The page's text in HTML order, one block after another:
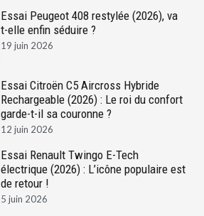
Essai Peugeot 408 restylée (2026), va
t-elle enfin séduire ?
19 juin 2026
Essai Citroën C5 Aircross Hybride
Rechargeable (2026) : Le roi du confort
garde-t-il sa couronne ?
12 juin 2026
Essai Renault Twingo E-Tech
électrique (2026) : L’icône populaire est
de retour !
5 juin 2026